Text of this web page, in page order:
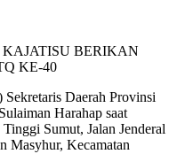
Sekretaris Daerah Provinsi
Harahap saat
Sumut, Jalan Jenderal
Masyhur, Kecamatan